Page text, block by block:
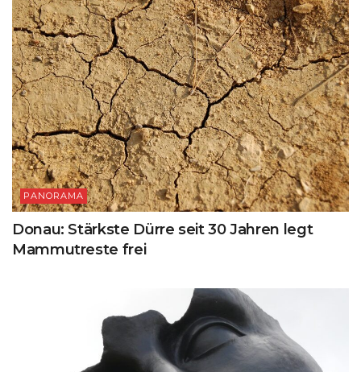
PANORAMA
Donau: Stärkste Dürre seit 30 Jahren legt
Mammutreste frei